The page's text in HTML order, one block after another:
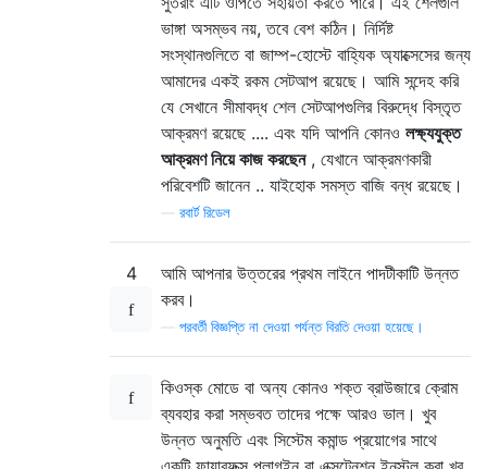
ভাঙ্গা অসম্ভব নয়, তবে বেশ কঠিন। নির্দিষ্ট
সংস্থানগুলিতে বা জাম্প-হোস্টে বাহ্যিক অ্যাক্সেসের জন্য
আমাদের একই রকম সেটআপ রয়েছে। আমি সন্দেহ করি
যে সেখানে সীমাবদ্ধ শেল সেটআপগুলির বিরুদ্ধে বিস্তৃত
আক্রমণ রয়েছে .... এবং যদি আপনি কোনও লক্ষ্যযুক্ত
আক্রমণ নিয়ে কাজ করছেন, যেখানে আক্রমণকারী
পরিবেশটি জানেন .. যাইহোক সমস্ত বাজি বন্ধ রয়েছে।
রবার্ট রিডেল
4
আমি আপনার উত্তরের প্রথম লাইনে পাদটীকাটি উন্নত
করব।
পরবর্তী বিজ্ঞপ্তি না দেওয়া পর্যন্ত বিরতি দেওয়া হয়েছে।
কিওস্ক মোডে বা অন্য কোনও শক্ত ব্রাউজারে ক্রোম
ব্যবহার করা সম্ভবত তাদের পক্ষে আরও ভাল। খুব
উন্নত অনুমতি এবং সিস্টেম কমান্ড প্রয়োগের সাথে